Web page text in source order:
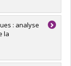
: analyse
la